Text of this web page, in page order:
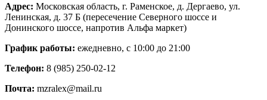
Адрес: Московская область, г. Раменское, д. Дергаево, ул.
Ленинская, д. 37 Б (пересечение Северного шоссе и
Донинского шоссе, напротив Альфа маркет)
График работы: ежедневно, с 10:00 до 21:00
Телефон: 8 (985) 250-02-12
Почта: mzralex@mail.ru